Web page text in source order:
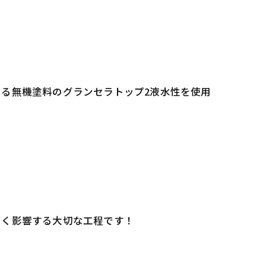
無機塗料のグランセラトップ2液水性を使用
影響する大切な工程です！